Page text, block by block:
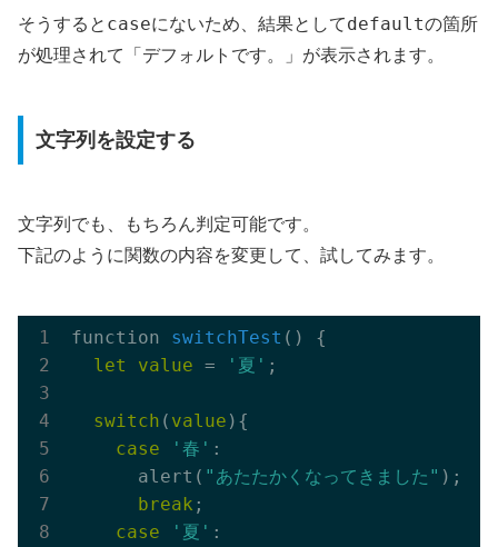
そうすると caseにないため、結果としてdefaultの箇所
が処理されて「デフォルトです。」が表示されます。
文字列を設定する
文字列でも、もちろん判定可能です。
下記のように関数の内容を変更して、試してみます。
function switchTest ( )
{
let
value = '夏' ;
switch ( value ){
case
'春' :
      alert(
"あたたかくなってきました" );
break ;
case
'夏' :